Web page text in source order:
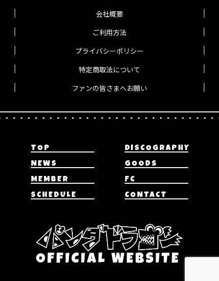
会社概要
ご利用方法
プライバシーポリシー
特定商取法について
ファンの皆さまへお願い
TOP
DISCOGRAPHY
NEWS
GOODS
MEMBER
FC
SCHEDULE
CONTACT